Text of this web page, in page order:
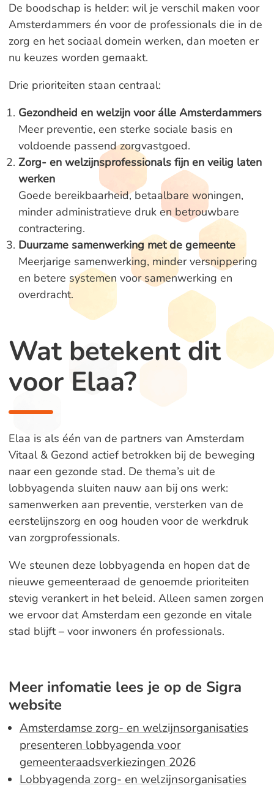
De boodschap is helder: wil je verschil maken voor
Amsterdammers én voor de professionals die in de
zorg en het sociaal domein werken, dan moeten er
nu keuzes worden gemaakt.
Drie prioriteiten staan centraal:
Gezondheid en welzijn voor álle Amsterdammers
Meer preventie, een sterke sociale basis en
voldoende passend zorgvastgoed.
Zorg- en welzijnsprofessionals fijn en veilig laten
werken
Goede bereikbaarheid, betaalbare woningen,
minder administratieve druk en betrouwbare
contractering.
Duurzame samenwerking met de gemeente
Meerjarige samenwerking, minder versnippering
en betere systemen voor samenwerking en
overdracht.
Wat betekent dit
voor Elaa?
Elaa is als één van de partners van Amsterdam
Vitaal & Gezond actief betrokken bij de beweging
naar een gezonde stad. De thema’s uit de
lobbyagenda sluiten nauw aan bij ons werk:
samenwerken aan preventie, versterken van de
eerstelijnszorg en oog houden voor de werkdruk
van zorgprofessionals.
We steunen deze lobbyagenda en hopen dat de
nieuwe gemeenteraad de genoemde prioriteiten
stevig verankert in het beleid. Alleen samen zorgen
we ervoor dat Amsterdam een gezonde en vitale
stad blijft – voor inwoners én professionals.
Meer infomatie lees je op de Sigra
website
Amsterdamse zorg- en welzijnsorganisaties
presenteren lobbyagenda voor
gemeenteraadsverkiezingen 2026
Lobbyagenda zorg- en welzijnsorganisaties